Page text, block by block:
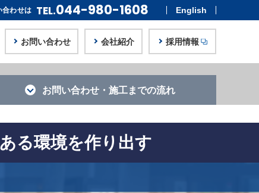
合わせは TEL.044-980-1608 English
お問い合わせ 会社紹介 採用情報
お問い合わせ・ 施工までの流れ
る環境を作り出す